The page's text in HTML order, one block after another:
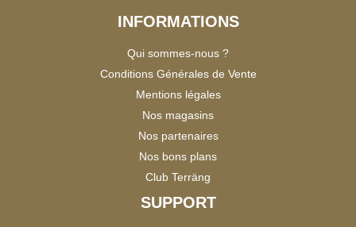
INFORMATIONS
Qui sommes-nous ?
Conditions Générales de Vente
Mentions légales
Nos magasins
Nos partenaires
Nos bons plans
Club Terräng
SUPPORT